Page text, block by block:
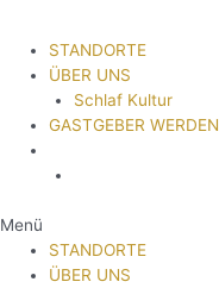
STANDORTE
ÜBER UNS
Schlaf Kultur
GASTGEBER WERDEN
Menü
STANDORTE
ÜBER UNS